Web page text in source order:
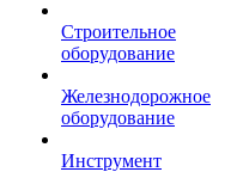
Строительное
оборудование
Железнодорожное
оборудование
Инструмент